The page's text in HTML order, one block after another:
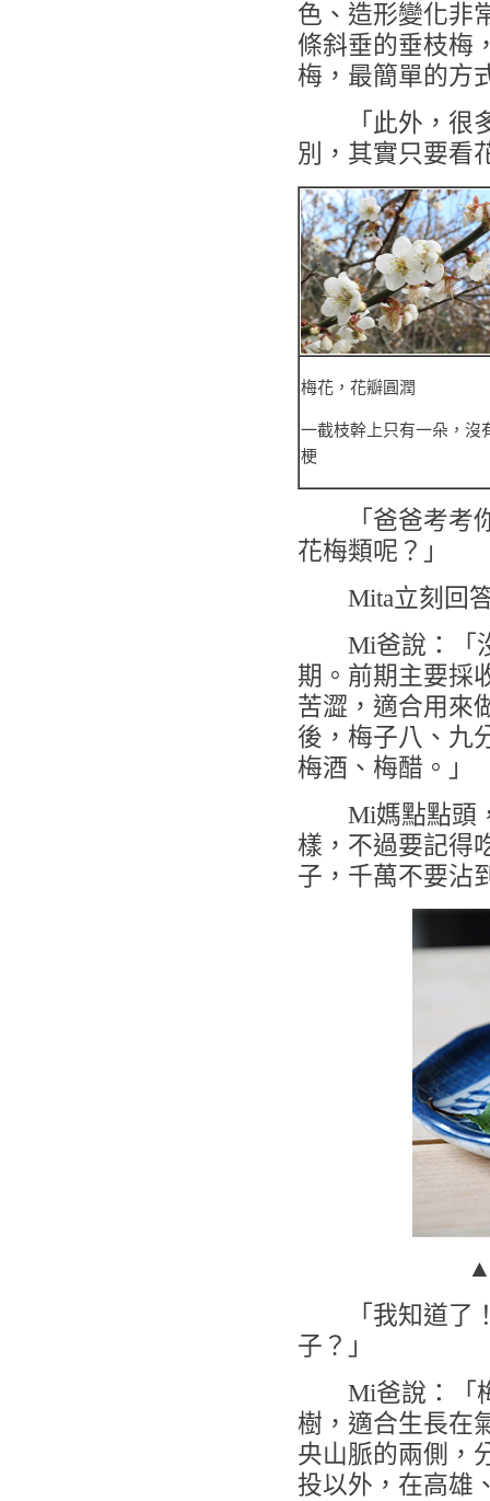
色、造形變化非
條斜垂的垂枝梅
梅，最簡單的方
「此外，很多
別，其實只要看
梅花，花瓣圓潤
一截枝幹上只有一朵，沒
梗
「爸爸考考你
花梅類呢？」
Mita立刻回答
Mi爸說：「沒
期。前期主要採
苦澀，適合用來
後，梅子八、九
梅酒、梅醋。」
Mi媽點點頭，
樣，不過要記得
子，千萬不要沾
「我知道了！
子？」
Mi爸說：「梅
樹，適合生長在
央山脈的兩側，
投以外，在高雄